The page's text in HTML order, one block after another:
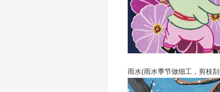
雨水(雨水季节做细工，剪